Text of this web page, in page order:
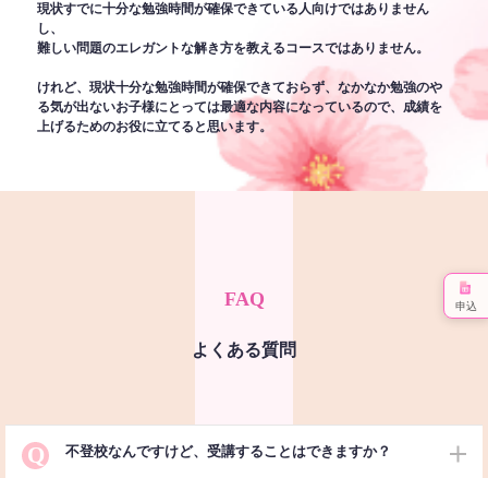
現状すでに十分な勉強時間が確保できている人向けではありません
し、
難しい問題のエレガントな解き方を教えるコースではありません。
けれど、現状十分な勉強時間が確保できておらず、なかなか勉強のや
る気が出ないお子様にとっては最適な内容になっているので、成績を
上げるためのお役に立てると思います。
FAQ
よくある質問
Q 不登校なんですけど、受講することはできますか？
申込